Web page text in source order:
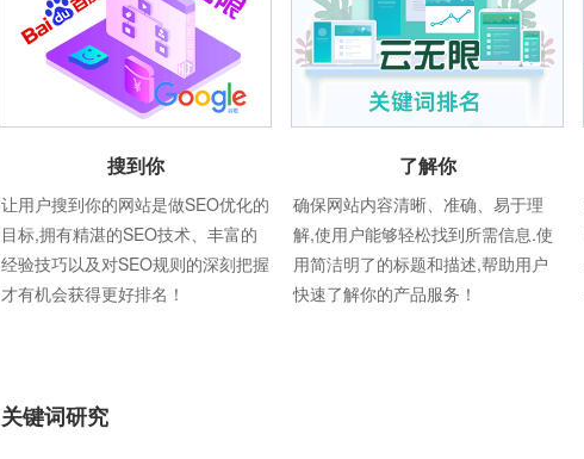
搜到你
让用户搜到你的网站是做SEO优化的
目标,拥有精湛的SEO技术、丰富的
经验技巧以及对SEO规则的深刻把握
才有机会获得更好排名！
了解你
确保网站内容清晰、准确、易于理
解,使用户能够轻松找到所需信息.使
用简洁明了的标题和描述,帮助用户
快速了解你的产品服务！
关键词研究